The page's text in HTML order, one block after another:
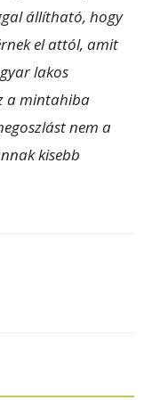
állítható, hogy
el attól, amit
lakos
a mintahiba
nem a
kisebb